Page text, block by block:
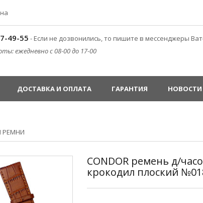
49-55 - Если не дозвонились, то пишите в мессенджеры
ежедневно с 08-00 до 17-00
ДОСТАВКА И ОПЛАТА ГАРАНТИЯ НОВОСТИ
РЕМНИ
CONDOR ремень д/
крокодил плоский